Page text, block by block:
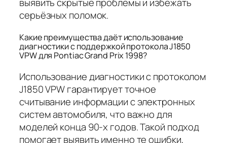
серьёзных поломок.
Какие преимущества даёт использование
диагностики с поддержкой протокола J1850
VPW для Pontiac Grand Prix 1998?
Использование диагностики с протоколом
J1850 VPW гарантирует точное
считывание информации с электронных
систем автомобиля, что важно для
моделей конца 90-х годов. Такой подход
помогает выявить именно те ошибки,